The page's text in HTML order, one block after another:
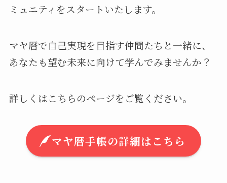
ミュニティをスタートいたします。
マヤ暦で自己実現を目指す仲間たちと一緒に、
あなたも望む未来に向けて学んでみませんか？
詳しくはこちらのページをご覧ください。
マヤ暦手帳の詳細はこちら